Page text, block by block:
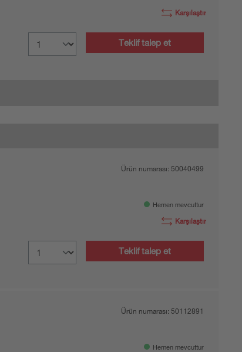
Karşılaştır
Teklif talep et
Ürün numarası: 50040499
Hemen mevcuttur
Karşılaştır
Teklif talep et
Ürün numarası: 50112891
Hemen mevcuttur